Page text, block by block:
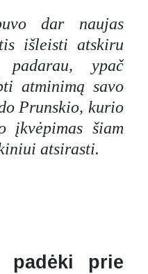
dar naujas
išleisti atskiru
ypač
atminimą savo
Prunskio, kurio
įkvėpimas šiam
atsirasti.
padėki prie